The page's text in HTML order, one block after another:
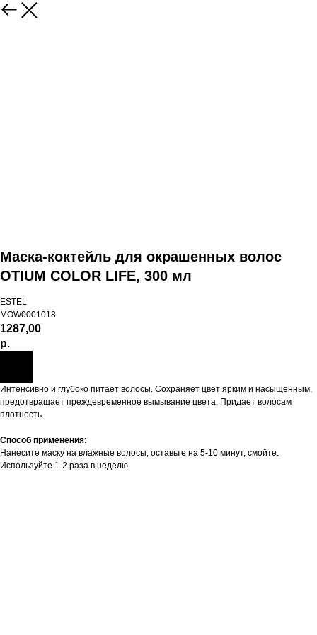
Маска-коктейль для окрашенных волос
OTIUM COLOR LIFE, 300 мл
ESTEL
MOW0001018
1287,00
р.
Интенсивно и глубоко питает волосы. Сохраняет цвет ярким и насыщенным,
предотвращает преждевременное вымывание цвета. Придает волосам
плотность.
Способ применения:
Нанесите маску на влажные волосы, оставьте на 5-10 минут, смойте.
Используйте 1-2 раза в неделю.